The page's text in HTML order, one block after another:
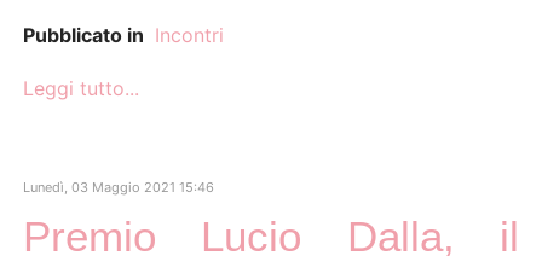
Pubblicato in Incontri
Leggi tutto...
Lunedì, 03 Maggio 2021 15:46
Premio Lucio Dalla, il